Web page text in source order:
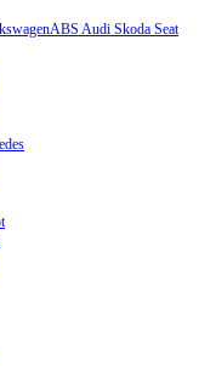
ABS Audi Skoda Seat